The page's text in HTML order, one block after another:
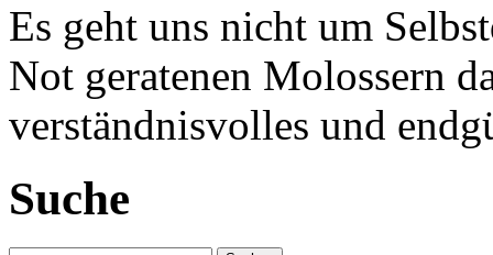
Es geht uns nicht um
Not geratenen Molossern
verständnisvolles und
Suche